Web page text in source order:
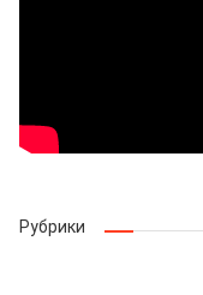
Рубрики